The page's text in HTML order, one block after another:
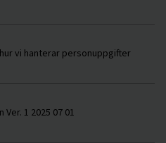
vi hanterar personuppgifter
1 2025 07 01